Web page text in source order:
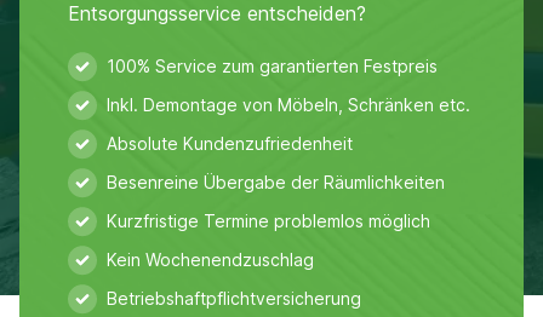
Entsorgungsservice entscheiden?
100% Service zum garantierten Festpreis
Inkl. Demontage von Möbeln, Schränken etc.
Absolute Kundenzufriedenheit
Besenreine Übergabe der Räumlichkeiten
Kurzfristige Termine problemlos möglich
Kein Wochenendzuschlag
Betriebshaftpflichtversicherung